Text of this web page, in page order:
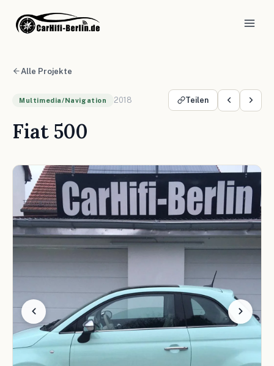
Alle Projekte
Multimedia/Navigation 2018 Teilen
Fiat 500